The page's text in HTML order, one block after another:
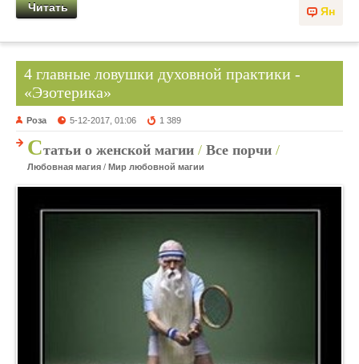
Ян
Читать
4 главные ловушки духовной практики -
«Эзотерика»
Роза 5-12-2017, 01:06 1 389
Статьи о женской магии / Все порчи /
Любовная магия / Мир любовной магии